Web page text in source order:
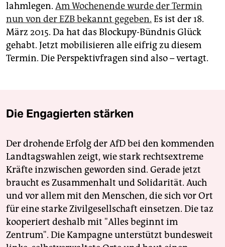
lahmlegen. Am Wochenende wurde der Termin
nun von der EZB bekannt gegeben. Es ist der 18.
März 2015. Da hat das Blockupy-Bündnis Glück
gehabt. Jetzt mobilisieren alle eifrig zu diesem
Termin. Die Perspektivfragen sind also – vertagt.
Die Engagierten stärken
Der drohende Erfolg der AfD bei den kommenden
Landtagswahlen zeigt, wie stark rechtsextreme
Kräfte inzwischen geworden sind. Gerade jetzt
braucht es Zusammenhalt und Solidarität. Auch
und vor allem mit den Menschen, die sich vor Ort
für eine starke Zivilgesellschaft einsetzen. Die taz
kooperiert deshalb mit "Alles beginnt im
Zentrum". Die Kampagne unterstützt bundesweit